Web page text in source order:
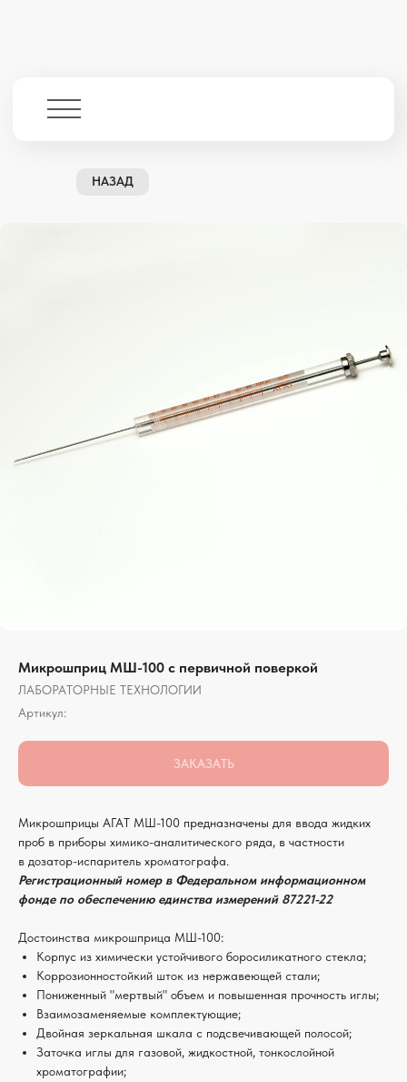
НАЗАД
Микрошприц МШ-100 с первичной поверкой
ЛАБОРАТОРНЫЕ ТЕХНОЛОГИИ
Артикул:
ЗАКАЗАТЬ
Микрошприцы АГАТ МШ-100 предназначены для ввода жидких
проб в приборы химико-аналитического ряда, в частности
в дозатор-испаритель хроматографа.
Регистрационный номер в Федеральном информационном
фонде по обеспечению единства измерений 87221-22
Достоинства микрошприца МШ-100:
Корпус из химически устойчивого боросиликатного стекла;
Коррозионностойкий шток из нержавеющей стали;
Пониженный "мертвый" объем и повышенная прочность иглы;
Взаимозаменяемые комплектующие;
Двойная зеркальная шкала с подсвечивающей полосой;
Заточка иглы для газовой, жидкостной, тонкослойной
хроматографии;